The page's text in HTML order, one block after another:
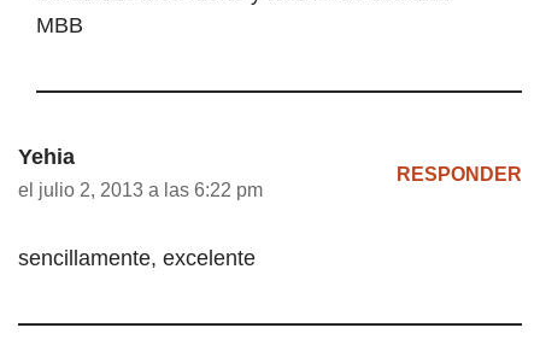
MBB
Yehia
el julio 2, 2013 a las 6:22 pm
RESPONDER
sencillamente, excelente